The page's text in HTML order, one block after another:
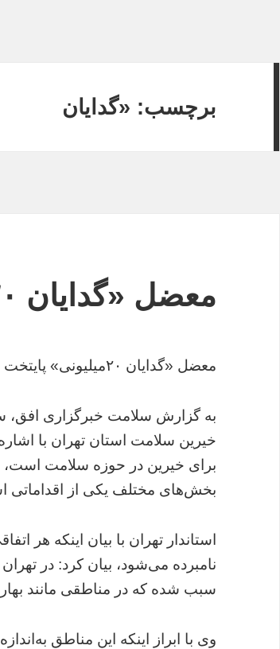
برچسب: «گدایان
معضل «گدایان ۲۰میلیونی» پایتخت
معضل «گدایان ۲۰میلیونی» پایتخت
به گزارش سلامت خبرگزاری افق،
خیرین سلامت استان تهران با
برای خیرین در حوزه سلامت است،
بخش‌های مختلف یکی از
استاندار تهران با بیان اینکه هر
نامبرده می‌شود، بیان کرد: در
سبب شده که در مناطقی مانند
وی با ابراز اینکه این مناطق